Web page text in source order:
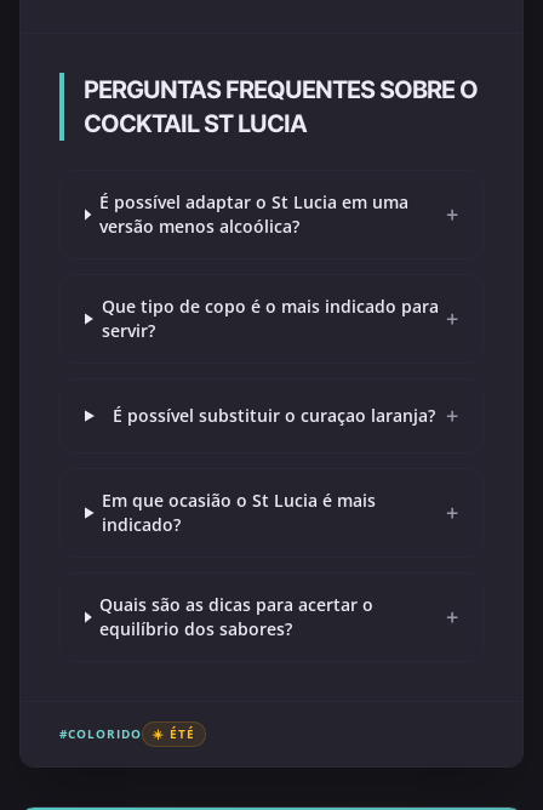
PERGUNTAS FREQUENTES SOBRE O
COCKTAIL ST LUCIA
É possível adaptar o St Lucia em uma
versão menos alcoólica?
+
Que tipo de copo é o mais indicado para
servir?
+
É possível substituir o curaçao laranja? +
Em que ocasião o St Lucia é mais
indicado?
+
Quais são as dicas para acertar o
equilíbrio dos sabores?
+
#COLORIDO ☀️ ÉTÉ